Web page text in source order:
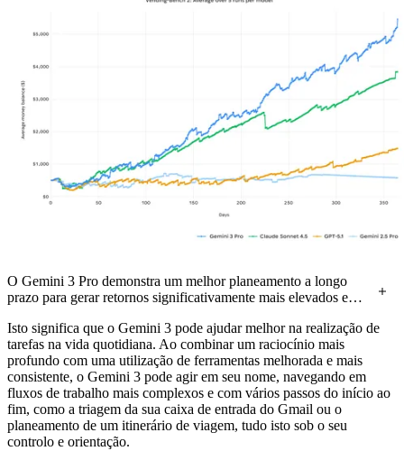
O Gemini 3 Pro demonstra um melhor planeamento a longo
prazo para gerar retornos significativamente mais elevados em
Isto significa que o Gemini 3 pode ajudar melhor na realização de
tarefas na vida quotidiana. Ao combinar um raciocínio mais
profundo com uma utilização de ferramentas melhorada e mais
consistente, o Gemini 3 pode agir em seu nome, navegando em
fluxos de trabalho mais complexos e com vários passos do início ao
fim, como a triagem da sua caixa de entrada do Gmail ou o
planeamento de um itinerário de viagem, tudo isto sob o seu
controlo e orientação.